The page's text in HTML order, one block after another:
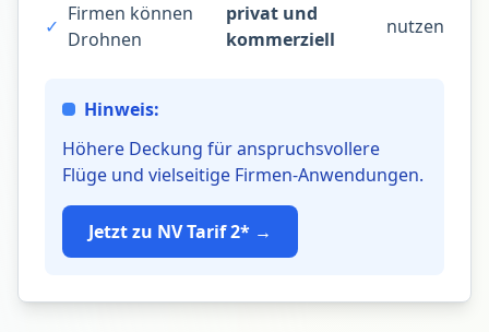
✓
Firmen können
Drohnen
privat und
kommerziell
nutzen
Hinweis:
Höhere Deckung für anspruchsvollere
Flüge und vielseitige Firmen-Anwendungen.
Jetzt zu NV Tarif 2* →